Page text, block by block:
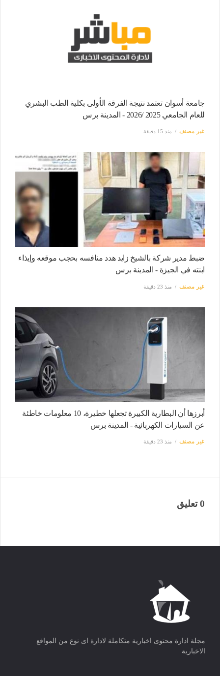
جامعة أسوان تعتمد نتيجة الفرقة الأولى بكلية الطب البشري
للعام الجامعي 2025 /2026 - المدينة برس
غير مصنف منذ 15 دقيقة
ضبط مدير شركة بالشيخ زايد هدد منافسه بحجب موقعه وإيذاء
ابنته في الجيزة - المدينة برس
غير مصنف منذ 23 دقيقة
أبرزها أن البطارية الكبيرة تجعلها خطيرة، 10 معلومات خاطئة
عن السيارات الكهربائية - المدينة برس
غير مصنف منذ 23 دقيقة
0 تعليق
مجلة ادارة محتوى اخبارية متكاملة لادارة اى نوع من المواقع
الاخبارية